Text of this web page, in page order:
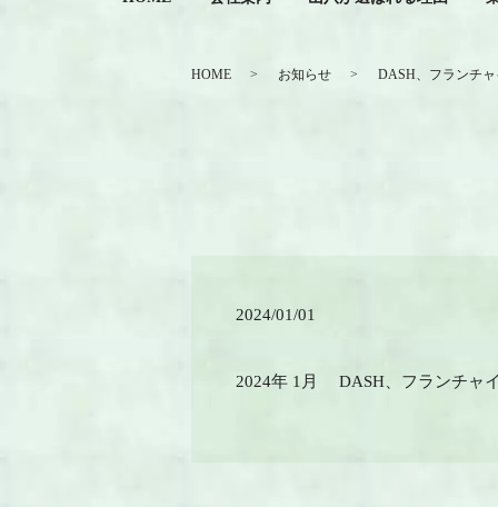
HOME お知らせ DASH、フランチ
2024/01/01
2024年 1月 DASH、フランチャ